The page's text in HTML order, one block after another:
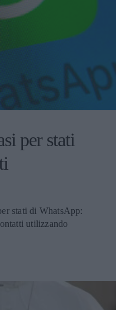
per stati
stati di WhatsApp:
utilizzando